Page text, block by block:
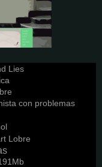
Lies
con problemas
Lobre
b